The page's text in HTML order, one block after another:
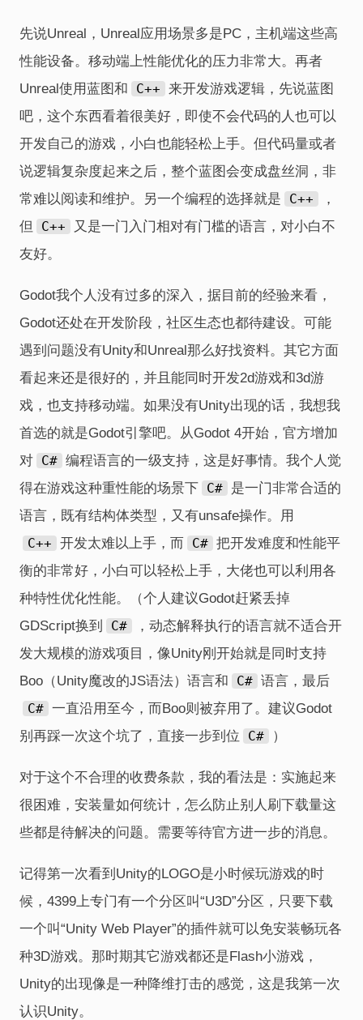
先说Unreal，Unreal应用场景多是PC，主机端这些高
性能设备。移动端上性能优化的压力非常大。再者
Unreal使用蓝图和
C++ 来开发游戏逻辑，先说蓝图
吧，这个东西看着很美好，即使不会代码的人也可以
开发自己的游戏，小白也能轻松上手。但代码量或者
说逻辑复杂度起来之后，整个蓝图会变成盘丝洞，非
常难以阅读和维护。另一个编程的选择就是
C++
，
但
C++
又是一门入门相对有门槛的语言，对小白不
友好。
Godot我个人没有过多的深入，据目前的经验来看，
Godot还处在开发阶段，社区生态也都待建设。可能
遇到问题没有Unity和Unreal那么好找资料。其它方面
看起来还是很好的，并且能同时开发2d游戏和3d游
戏，也支持移动端。如果没有Unity出现的话，我想我
首选的就是Godot引擎吧。从Godot 4开始，官方增加
对 C# 编程语言的一级支持，这是好事情。我个人觉
得在游戏这种重性能的场景下 C# 是一门非常合适的
语言，既有结构体类型，又有unsafe操作。用
C++ 开发太难以上手，而 C# 把开发难度和性能平
衡的非常好，小白可以轻松上手，大佬也可以利用各
种特性优化性能。（个人建议Godot赶紧丢掉
GDScript换到
C#
，动态解释执行的语言就不适合开
发大规模的游戏项目，像Unity刚开始就是同时支持
Boo（Unity魔改的JS语法）语言和
C# 语言，最后
C# 一直沿用至今，而Boo则被弃用了。建议Godot
别再踩一次这个坑了，直接一步到位
C# ）
对于这个不合理的收费条款，我的看法是：实施起来
很困难，安装量如何统计，怎么防止别人刷下载量这
些都是待解决的问题。需要等待官方进一步的消息。
记得第一次看到Unity的LOGO是小时候玩游戏的时
候，4399上专门有一个分区叫“U3D”分区，只要下载
一个叫“Unity Web Player”的插件就可以免安装畅玩各
种3D游戏。那时期其它游戏都还是Flash小游戏，
Unity的出现像是一种降维打击的感觉，这是我第一次
认识Unity。